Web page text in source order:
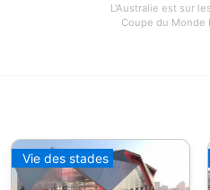
L'Australie est sur
Coupe du Monde
Vie des stades